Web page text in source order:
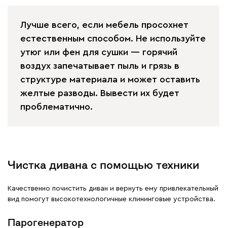
Лучше всего, если мебель просохнет
естественным способом. Не используйте
утюг или фен для сушки — горячий
воздух запечатывает пыль и грязь в
структуре материала и может оставить
желтые разводы. Вывести их будет
проблематично.
Чистка дивана с помощью техники
Качественно почистить диван и вернуть ему привлекательный
вид помогут высокотехнологичные клининговые устройства.
Парогенератор